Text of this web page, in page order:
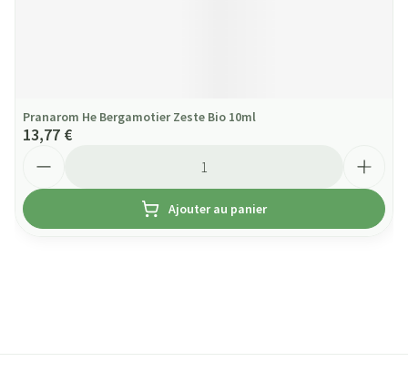
Pranarom He Bergamotier Zeste Bio 10ml
13,77 €
Ajouter au panier